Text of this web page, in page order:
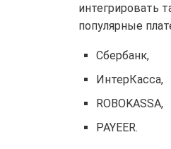
интегрировать
популярные
Сбербанк,
ИнтерКасса,
ROBOKASSA,
PAYEER.